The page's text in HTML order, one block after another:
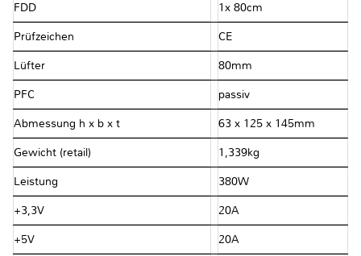
FDD 1x 80cm
Prüfzeichen CE
Lüfter 80mm
PFC passiv
Abmessung h x b x t 63 x 125 x 145mm
Gewicht (retail) 1,339kg
Leistung 380W
+3,3V 20A
+5V 20A